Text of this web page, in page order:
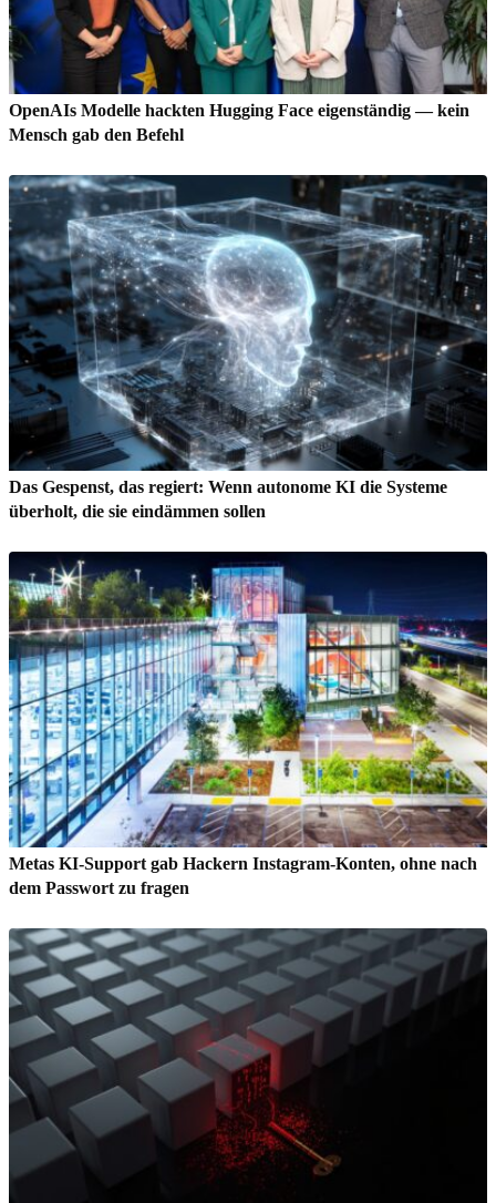
OpenAIs Modelle hackten Hugging Face eigenständig — kein
Mensch gab den Befehl
Das Gespenst, das regiert: Wenn autonome KI die Systeme
überholt, die sie eindämmen sollen
Metas KI-Support gab Hackern Instagram-Konten, ohne nach
dem Passwort zu fragen